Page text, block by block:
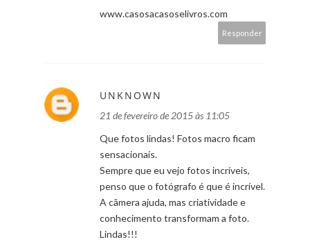
www.casosacasoselivros.com
Responder
UNKNOWN
21 de fevereiro de 2015 às 11:05
Que fotos lindas! Fotos macro ficam
sensacionais.
Sempre que eu vejo fotos incríveis,
penso que o fotógrafo é que é incrível.
A câmera ajuda, mas criatividade e
conhecimento transformam a foto.
Lindas!!!